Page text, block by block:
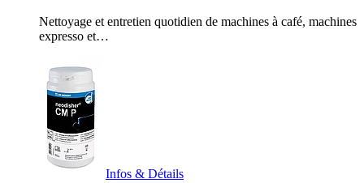
Nettoyage et entretien quotidien de machines à café, machines
expresso et…
Infos & Détails